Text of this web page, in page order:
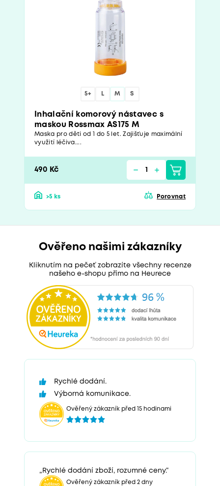
5+ L M S
Inhalační komorový nástavec s
maskou Rossmax AS175 M
Maska pro děti od 1 do 5 let. Zajišťuje maximální
využití léčiva....
490 Kč
>5 ks Porovnat
Ověřeno našimi zákazníky
Kliknutím na pečeť zobrazíte všechny recenze
našeho e-shopu přímo na Heurece
Rychlé dodání.
Výborná komunikace.
Ověřený zákazník před 15 hodinami
„Rychlé dodání zboží, rozumné ceny.“
Ověřený zákazník před 2 dny